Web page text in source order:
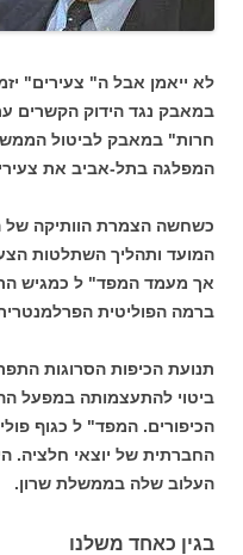
לא ייאמן אבל ה" צעירים"
במאבק נגד הידוק הקשרים
חרות" במאבק לביטול
המפלגה בתל-אביב את
כשחשה הצמרת הוותיקה
המועד ותהליך השתלטות
אך מעמד המפד" ל כמגיש
ברמה הפוליטית
תנועת הכיפות הסרוגות
ביטוי להתעצמותה במפעל
הכיפורים. המפד" ל כגוף
החברתית של יוצאי חלציה.
העלוב שלה בממשלת שרון.
בגין כאחד משלנו